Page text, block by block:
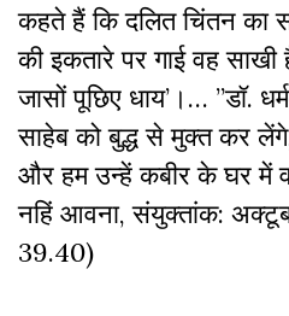
कहते हैं कि दलित चिंतन का
की इकतारे पर गाई वह
जासों पूछिए धाय’।… ”डॉ.
साहेब को बुद्ध से मुक्त कर
और हम उन्हें कबीर के घर में
नहिं आवना, संयुक्तांक:
39.40)